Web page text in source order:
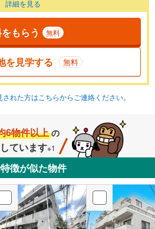
詳細を見る
もらう 無料
を見学する 無料
れた方はこちらからご連絡ください。
6物件以上 の
ています※1
徴が似た物件